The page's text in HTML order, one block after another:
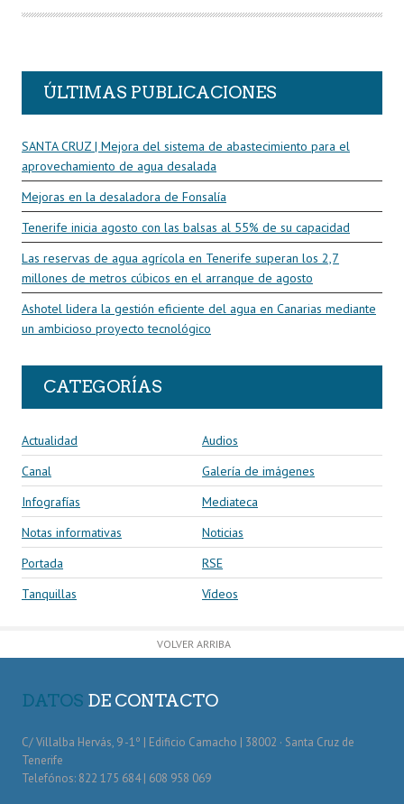
O
ÚLTIMAS PUBLICACIONES
SANTA CRUZ | Mejora del sistema de abastecimiento para el
aprovechamiento de agua desalada
Mejoras en la desaladora de Fonsalía
Tenerife inicia agosto con las balsas al 55% de su capacidad
Las reservas de agua agrícola en Tenerife superan los 2,7
millones de metros cúbicos en el arranque de agosto
Ashotel lidera la gestión eficiente del agua en Canarias mediante
un ambicioso proyecto tecnológico
CATEGORÍAS
Actualidad
Audios
Canal
Galería de imágenes
Infografías
Mediateca
Notas informativas
Noticias
Portada
RSE
Tanquillas
Vídeos
VOLVER ARRIBA
DATOS DE CONTACTO
C/ Villalba Hervás, 9 -1º | Edificio Camacho | 38002 · Santa Cruz de
Tenerife
Telefónos: 822 175 684 | 608 958 069